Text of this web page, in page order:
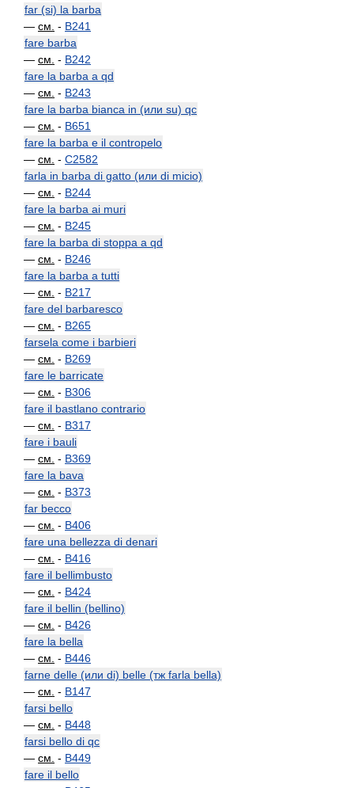
far (si) la barba
— см. - B241
fare barba
— см. - B242
fare la barba a qd
— см. - B243
fare la barba bianca in (или su) qc
— см. - B651
fare la barba e il contropelo
— см. - C2582
farla in barba di gatto (или di micio)
— см. - B244
fare la barba ai muri
— см. - B245
fare la barba di stoppa a qd
— см. - B246
fare la barba a tutti
— см. - B217
fare del barbaresco
— см. - B265
farsela come i barbieri
— см. - B269
fare le barricate
— см. - B306
fare il bastlano contrario
— см. - B317
fare i bauli
— см. - B369
fare la bava
— см. - B373
far becco
— см. - B406
fare una bellezza di denari
— см. - B416
fare il bellimbusto
— см. - B424
fare il bellin (bellino)
— см. - B426
fare la bella
— см. - B446
farne delle (или di) belle (тж farla bella)
— см. - B147
farsi bello
— см. - B448
farsi bello di qc
— см. - B449
fare il bello